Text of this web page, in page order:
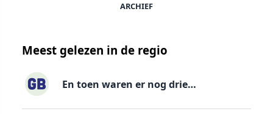
ARCHIEF
Meest gelezen in de regio
En toen waren er nog drie…